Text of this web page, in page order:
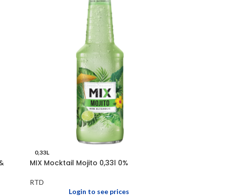
0,33L
MIX Mocktail Mojito 0,33l 0%
RTD
Login to see prices